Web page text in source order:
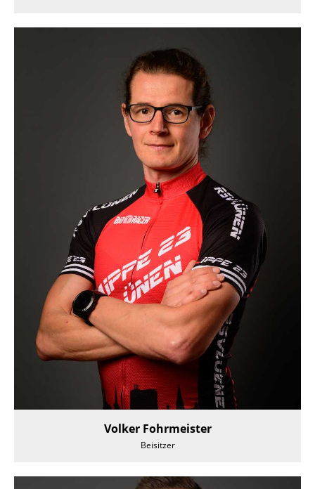
Volker Fohrmeister
Beisitzer